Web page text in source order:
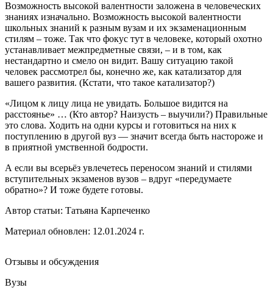
Возможность высокой валентности заложена в человеческих
знаниях изначально. Возможность высокой валентности
школьных знаний к разным вузам и их экзаменационным
стилям – тоже. Так что фокус тут в человеке, который охотно
устанавливает межпредметные связи, – и в том, как
нестандартно и смело он видит. Вашу ситуацию такой
человек рассмотрел бы, конечно же, как катализатор для
вашего развития. (Кстати, что такое катализатор?)
«Лицом к лицу лица не увидать. Большое видится на
расстоянье» … (Кто автор? Наизусть – выучили?) Правильные
это слова. Ходить на одни курсы и готовиться на них к
поступлению в другой вуз — значит всегда быть настороже и
в приятной умственной бодрости.
А если вы всерьёз увлечетесь переносом знаний и стилями
вступительных экзаменов вузов – вдруг «передумаете
обратно»? И тоже будете готовы.
Автор статьи: Татьяна Карпеченко
Материал обновлен: 12.01.2024 г.
Отзывы и обсуждения
Вузы